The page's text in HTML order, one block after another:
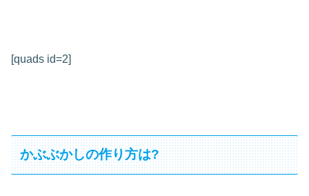
[quads id=2]
かぶぶかしの作り方は?